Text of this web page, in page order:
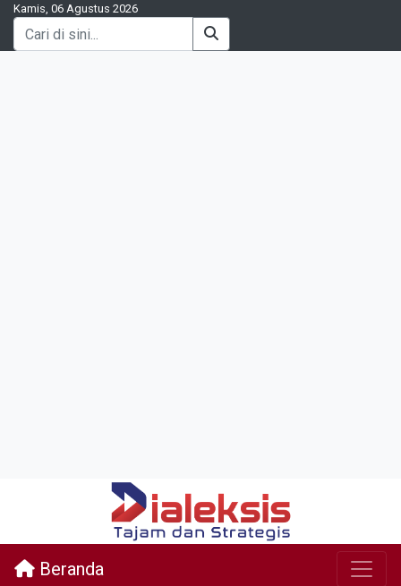
Kamis, 06 Agustus 2026
Beranda